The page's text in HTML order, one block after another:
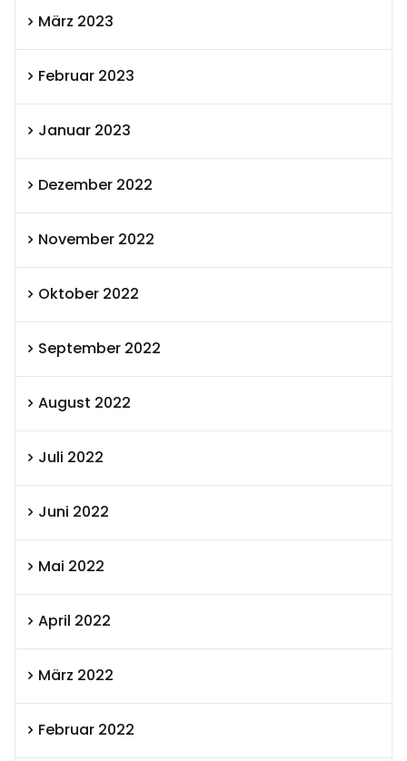
März 2023
Februar 2023
Januar 2023
Dezember 2022
November 2022
Oktober 2022
September 2022
August 2022
Juli 2022
Juni 2022
Mai 2022
April 2022
März 2022
Februar 2022